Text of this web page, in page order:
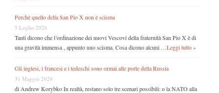
Perché quello della San Pio X non è scisma
5 Luglio 2026
Tanti dicono che l’ordinazione dei nuovi Vescovi della fraternità San Pio X è di
una gravità immensa , appunto uno scisma. Cosa dicono alcuni … Leggi tutto »
Gli inglesi, i francesi e i tedeschi sono ormai alle porte della Russia
31 Maggio 2026
di Andrew Korybko In realtà, restano solo tre scenari possibili: o la NATO alla